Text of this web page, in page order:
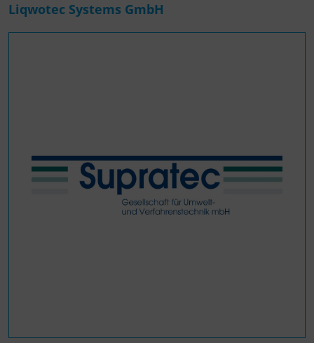
Liqwotec Systems GmbH